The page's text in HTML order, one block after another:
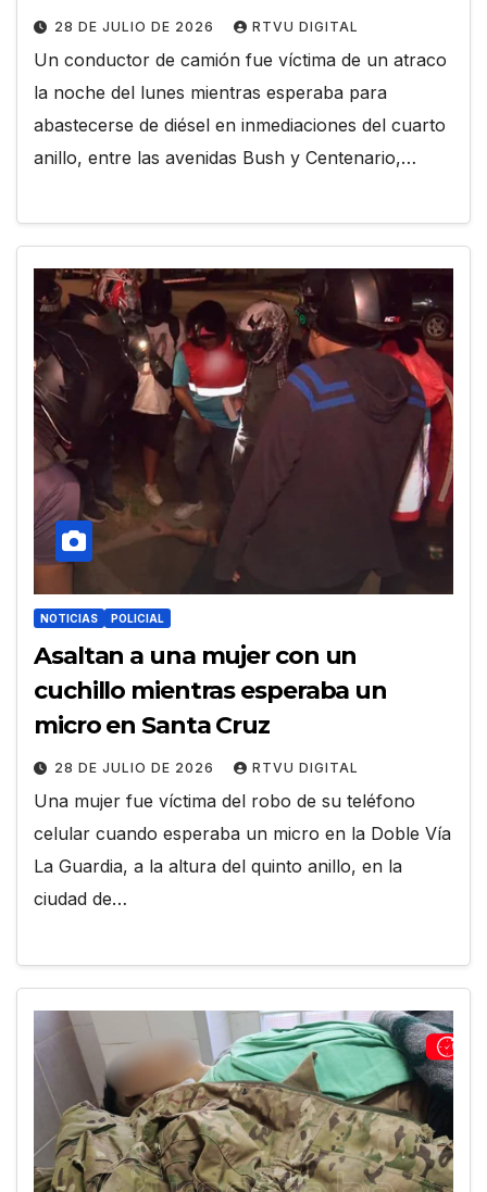
28 DE JULIO DE 2026 RTVU DIGITAL
Un conductor de camión fue víctima de un atraco
la noche del lunes mientras esperaba para
abastecerse de diésel en inmediaciones del cuarto
anillo, entre las avenidas Bush y Centenario,…
NOTICIAS POLICIAL
Asaltan a una mujer con un
cuchillo mientras esperaba un
micro en Santa Cruz
28 DE JULIO DE 2026 RTVU DIGITAL
Una mujer fue víctima del robo de su teléfono
celular cuando esperaba un micro en la Doble Vía
La Guardia, a la altura del quinto anillo, en la
ciudad de…